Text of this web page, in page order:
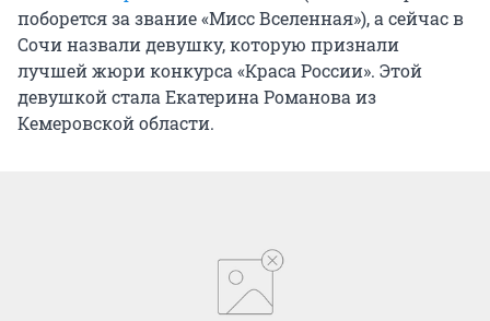
поборется за звание «Мисс Вселенная»), а сейчас в
Сочи назвали девушку, которую признали
лучшей жюри конкурса «Краса России». Этой
девушкой стала Екатерина Романова из
Кемеровской области.